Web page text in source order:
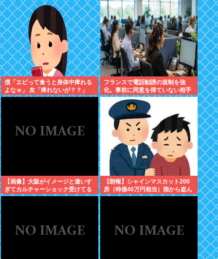
僕「エビって食うと身体中痺れる
よなｗ」 友「痺れないが？？」
フランスで電話勧誘の規制を強
化。事前に同意を得ていない相手
への営業を原則禁止
【画像】大阪がイメージと違いす
ぎてカルチャーショック受けてる
【朗報】シャインマスカット200
房（時価40万円相当）畑から盗ん
だ疑いで男を逮捕へ